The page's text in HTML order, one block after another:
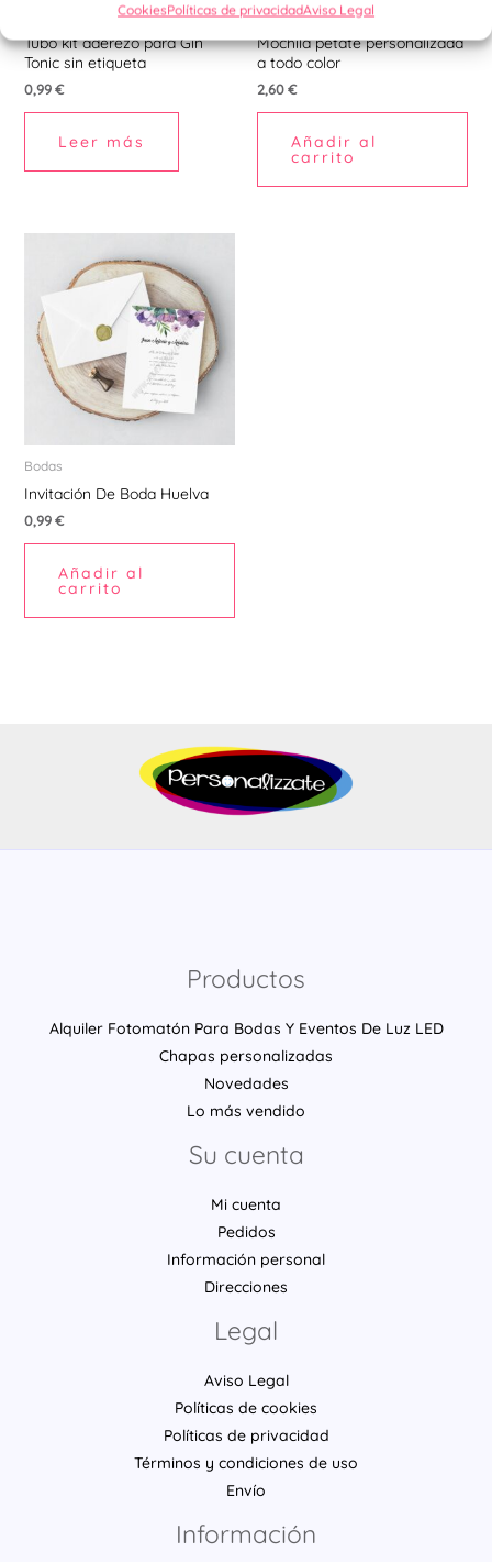
CookiesPolíticas de privacidadAviso Legal
Tubo kit aderezo para Gin
Tonic sin etiqueta
0,99€
Leer más
Bodas
Mochila petate personalizada
a todo color
2,60€
Añadir al
carrito
Bodas
Invitación De Boda Huelva
0,99€
Añadir al
carrito
Productos
Alquiler Fotomatón Para Bodas Y Eventos De Luz LED
Chapas personalizadas
Novedades
Lo más vendido
Su cuenta
Mi cuenta
Pedidos
Información personal
Direcciones
Legal
Aviso Legal
Políticas de cookies
Políticas de privacidad
Términos y condiciones de uso
Envío
Información